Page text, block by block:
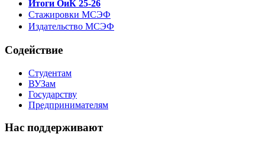
Итоги ОиК 25-26
Стажировки МСЭФ
Издательство МСЭФ
Содействие
Студентам
ВУЗам
Государству
Предпринимателям
Нас поддерживают